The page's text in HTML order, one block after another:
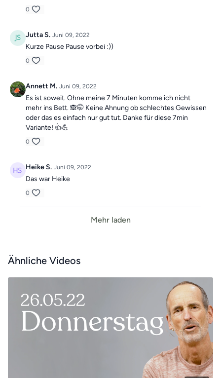
0
Jutta S. Juni 09, 2022
Kurze Pause Pause vorbei :))
0
Annett M. Juni 09, 2022
Es ist soweit. Ohne meine 7 Minuten komme ich nicht
mehr ins Bett. 🙈🤭 Keine Ahnung ob schlechtes Gewissen
oder das es einfach nur gut tut. Danke für diese 7min
Variante! 👍💪
0
Heike S. Juni 09, 2022
Das war Heike
0
Mehr laden
Ähnliche Videos